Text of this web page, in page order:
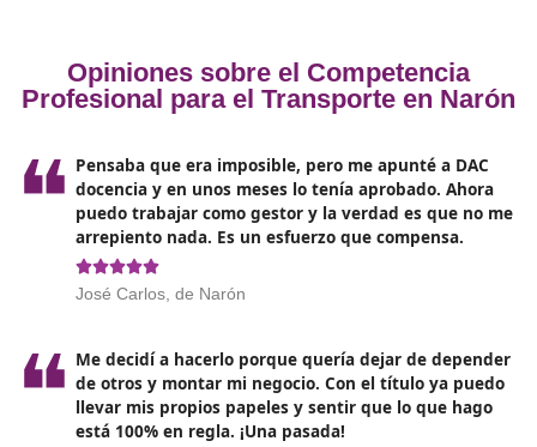
beneficios de obtener el título
abre numerosas puertas en el mercado laboral
previsible que el sector del transporte continúe
impulsado por el aumento del comercio electrónico y
necesidad de soluciones logísticas eficientes.
beneficiarios de este título
Cargos en empresas de transporte: Desde
administrativas hasta roles operativos en logística.
Emprendimiento: Aquellos con espíritu empresarial